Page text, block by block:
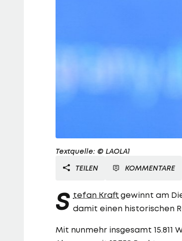
Textquelle: © LAOLA1
TEILEN
KOMMENTARE
S tefan Kraft gewinnt am
damit einen historischen
Mit nunmehr insgesamt